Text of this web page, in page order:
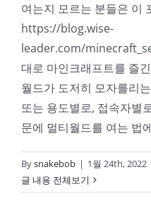
여는지 모르는 분들은 이
https://blog.wise-
leader.com/
대로 마인크래프트를 즐
월드가 도저히 모자를리
또는 용도별로, 접속자별
문에 멀티월드를 여는 법
Bysnakebob | 1월 24th, 2022
글 내용 전체보기